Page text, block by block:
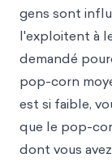
gens sont
l'exploitent à
demandé
pop-corn
est si faible,
que le pop-
dont vous